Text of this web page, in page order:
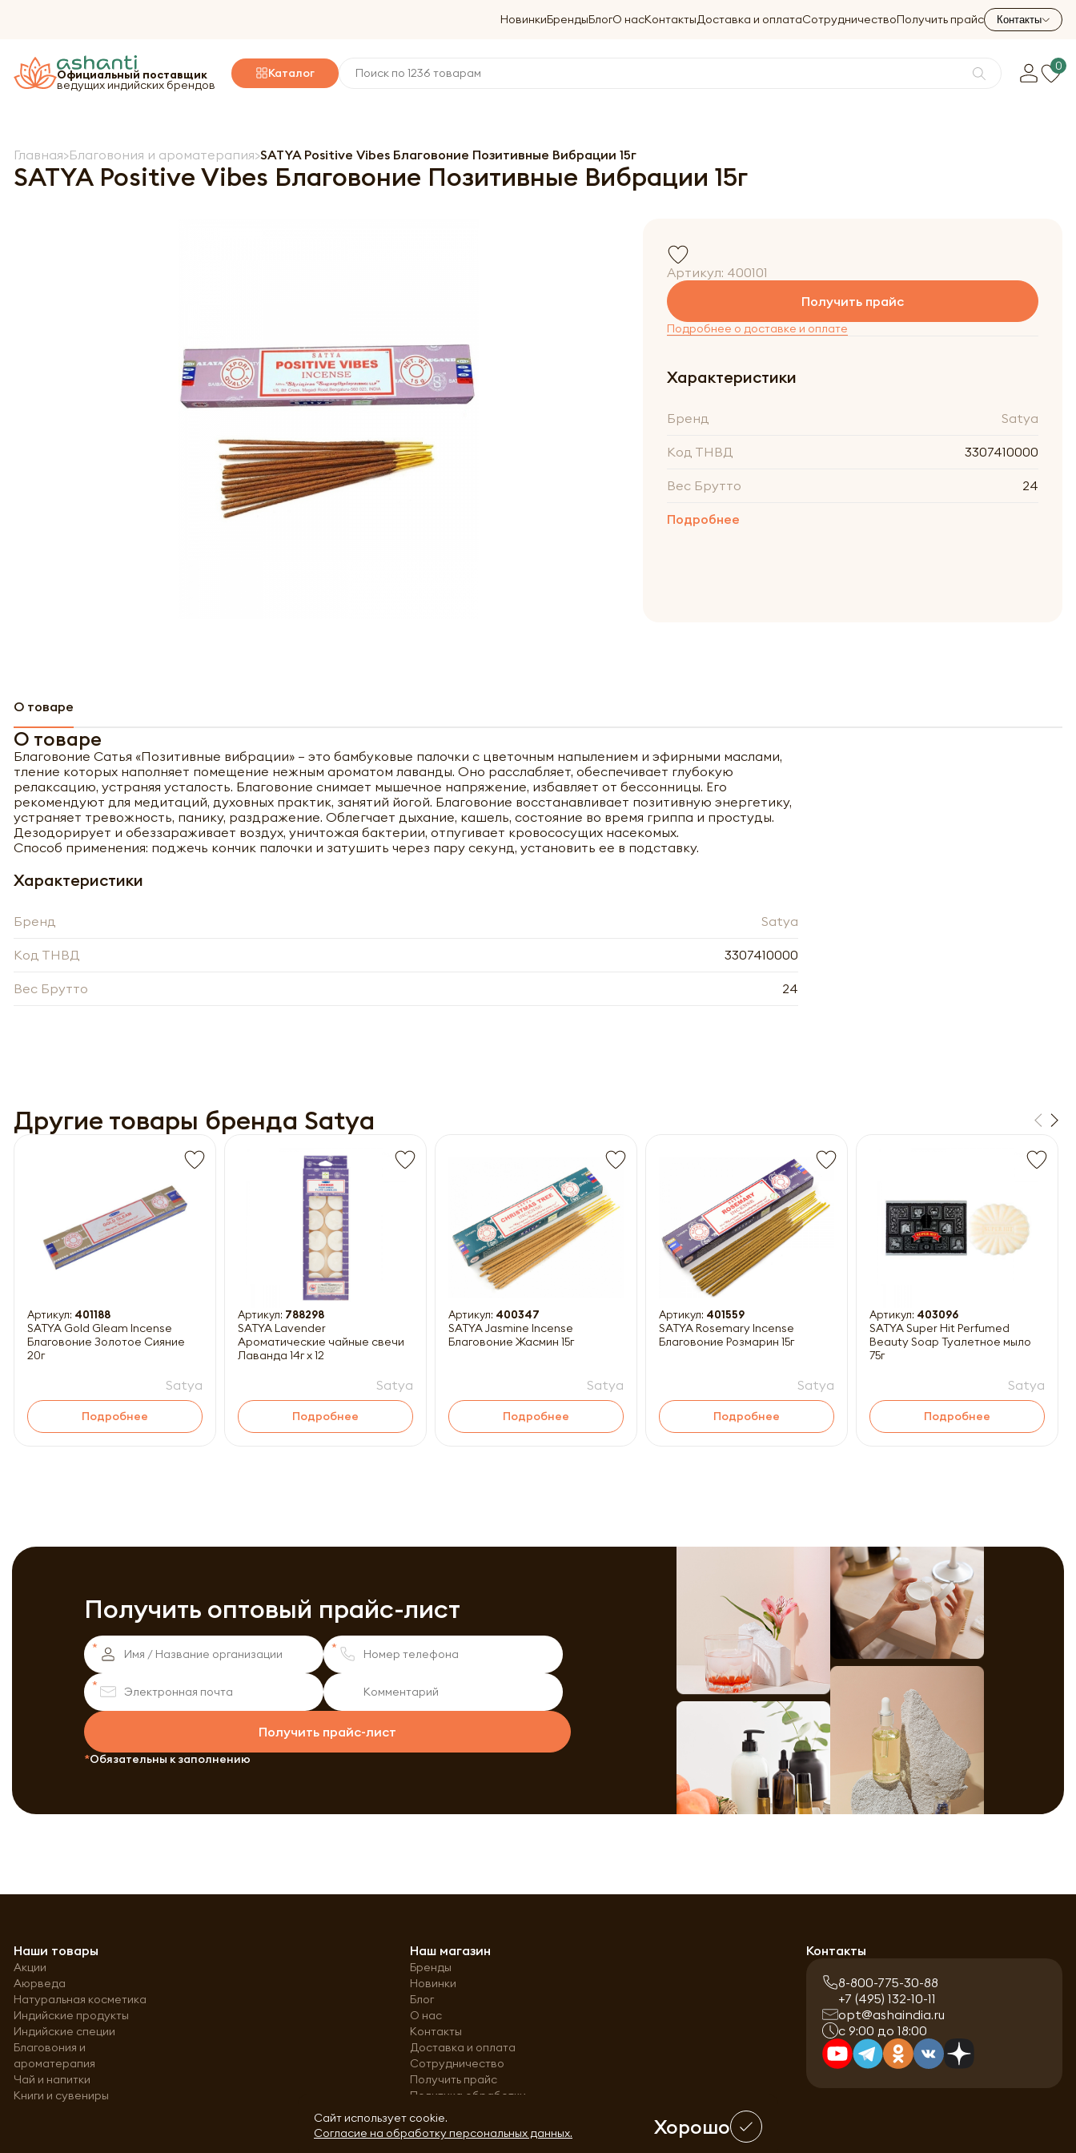
НовинкиБрендыБлогО насКонтактыДоставка и оплатаСотрудничествоПолучить прайс Контакты
Официальный поставщик
ведущих индийских брендов
Каталог 0
Главная Благовония и ароматерапия SATYA Positive Vibes Благовоние Позитивные Вибрации 15г
SATYA Positive Vibes Благовоние Позитивные Вибрации 15г
Артикул: 400101
Получить прайс
Подробнее о доставке и оплате
Характеристики
Бренд Satya
Код ТНВД 3307410000
Вес Брутто 24
Подробнее
О товаре
О товаре
Благовоние Сатья «Позитивные вибрации» – это бамбуковые палочки с цветочным напылением и эфирными маслами,
тление которых наполняет помещение нежным ароматом лаванды. Оно расслабляет, обеспечивает глубокую
релаксацию, устраняя усталость. Благовоние снимает мышечное напряжение, избавляет от бессонницы. Его
рекомендуют для медитаций, духовных практик, занятий йогой. Благовоние восстанавливает позитивную энергетику,
устраняет тревожность, панику, раздражение. Облегчает дыхание, кашель, состояние во время гриппа и простуды.
Дезодорирует и обеззараживает воздух, уничтожая бактерии, отпугивает кровососущих насекомых.
Способ применения: поджечь кончик палочки и затушить через пару секунд, установить ее в подставку.
Характеристики
Бренд Satya
Код ТНВД 3307410000
Вес Брутто 24
Другие товары бренда Satya
Артикул: 401188
SATYA Gold Gleam Incense
Благовоние Золотое Сияние
20г
Satya
Подробнее
Артикул: 788298
SATYA Lavender
Ароматические чайные свечи
Лаванда 14г x 12
Satya
Подробнее
Артикул: 400347
SATYA Jasmine Incense
Благовоние Жасмин 15г
Satya
Подробнее
Артикул: 401559
SATYA Rosemary Incense
Благовоние Розмарин 15г
Satya
Подробнее
Артикул: 403096
SATYA Super Hit Perfumed
Beauty Soap Туалетное мыло
75г
Satya
Подробнее
Получить оптовый прайс-лист
Получить прайс-лист
Обязательны к заполнению
Обязательны к заполнению
Наши товары
Акции
Аюрведа
Натуральная косметика
Индийские продукты
Индийские специи
Благовония и
ароматерапия
Чай и напитки
Книги и сувениры
Наш магазин
Бренды
Новинки
Блог
О нас
Контакты
Доставка и оплата
Сотрудничество
Получить прайс
Политика обработки
персональных данных
Контакты
8-800-775-30-88
+7 (495) 132-10-11
opt@ashaindia.ru
с 9:00 до 18:00
Сайт использует cookie.
Согласие на обработку персональных данных.
Хорошо